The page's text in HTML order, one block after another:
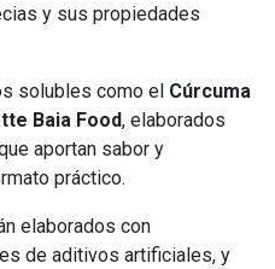
y sus propiedades
solubles como el Cúrcuma
Baia Food, elaborados
aportan sabor y
práctico.
elaborados con
de aditivos artificiales, y